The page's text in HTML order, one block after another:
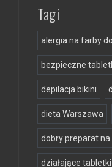
Tagi
alergia na farby
bezpieczne
depilacja bikini
dieta Warszawa
dobry preparat
działające